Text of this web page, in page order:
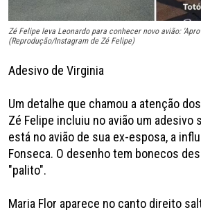
Zé Felipe leva Leonardo para conhecer novo avião:
(Reprodução/Instagram de Zé Felipe)
Adesivo de Virginia
Um detalhe que chamou a atenção
Zé Felipe incluiu no avião um adesivo
está no avião de sua ex-esposa, a
Fonseca. O desenho tem bonecos
"palito".
Maria Flor aparece no canto direito